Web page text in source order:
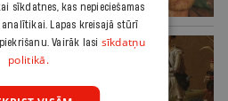
sīkdatnes, kas nepieciešamas
analītikai. Lapas kreisajā stūrī
Vairāk lasi sīkdatņu
politikā.